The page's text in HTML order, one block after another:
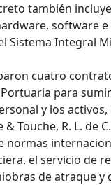
también
software
Sistema Integral
cuatro
para
y los
Touche, R. L. de
normas
el servicio de
de atraque y